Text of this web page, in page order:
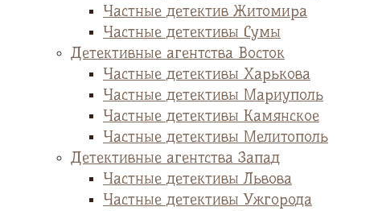
Частные детектив Житомира
Частные детективы Сумы
Детективные агентства Восток
Частные детективы Харькова
Частные детективы Мариуполь
Частные детективы Камянское
Частные детективы Мелитополь
Детективные агентства Запад
Частные детективы Львова
Частные детективы Ужгорода